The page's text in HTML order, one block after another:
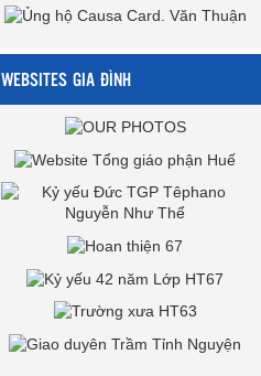
WEBSITES GIA ĐÌNH